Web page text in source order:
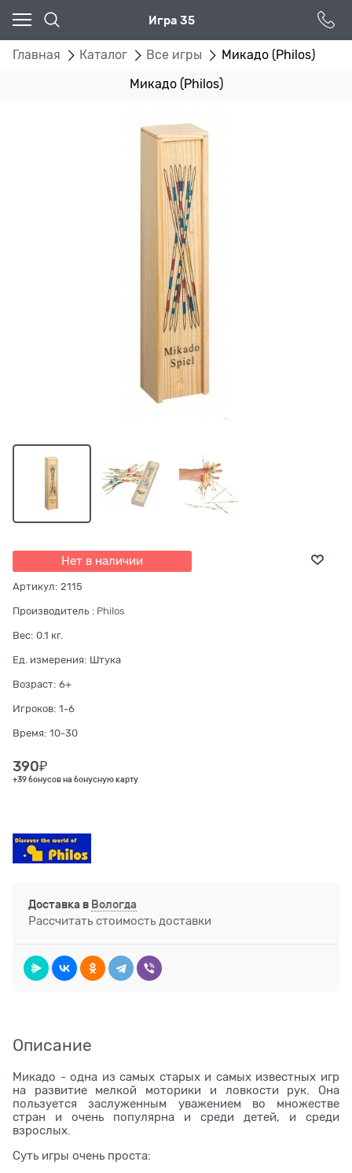
Игра 35
Главная Каталог Все игры Микадо (Philos)
Микадо (Philos)
Нет в наличии
Артикул: 2115
Производитель : Philos
Вес: 0.1 кг.
Ед. измерения: Штука
Возраст: 6+
Игроков: 1-6
Время: 10-30
390₽
+39 бонусов на бонусную карту
Доставка в Вологда
Рассчитать стоимость доставки
Описание
Микадо - одна из самых старых и самых известных игр
на развитие мелкой моторики и ловкости рук. Она
пользуется заслуженным уважением во множестве
стран и очень популярна и среди детей, и среди
взрослых.
Суть игры очень проста: